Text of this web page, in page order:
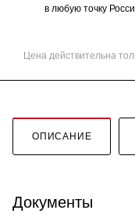
в любую точку
Цена действительна
ОПИСАНИЕ
Документы